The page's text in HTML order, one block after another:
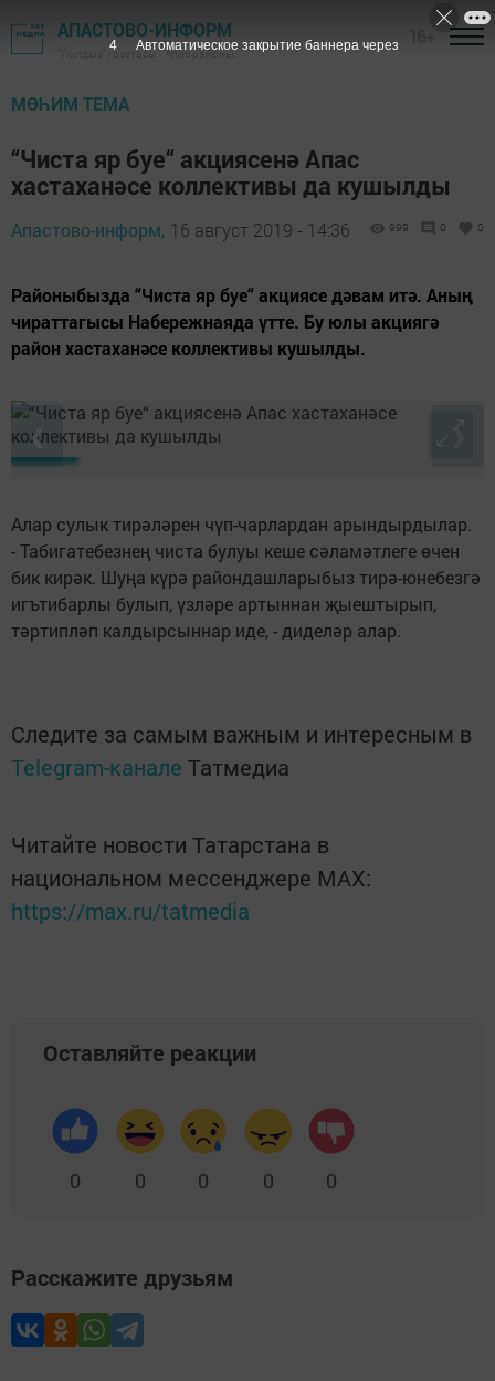
АПАСТОВО-ИНФОРМ
"Йолдыз" газетасы - Апас районы
МӨҺИМ ТЕМА
“Чиста яр буе“ акциясенә Апас
хастаханәсе коллективы да кушылды
Апастово-информ, 16 август 2019 - 14:36 999 0 0
Районыбызда “Чиста яр буе“ акциясе дәвам итә. Аның
чираттагысы Набережнаяда үтте. Бу юлы акциягә
район хастаханәсе коллективы кушылды.
❮ ❯
Алар сулык тирәләрен чүп-чарлардан арындырдылар.
- Табигатебезнең чиста булуы кеше сәламәтлеге өчен
бик кирәк. Шуңа күрә райондашларыбыз тирә-юнебезгә
игътибарлы булып, үзләре артыннан җыештырып,
тәртипләп калдырсыннар иде, - диделәр алар.
Следите за самым важным и интересным в
Telegram-канале Татмедиа
Читайте новости Татарстана в
национальном мессенджере MАХ:
https://max.ru/tatmedia
Оставляйте реакции
0 0 0 0 0
Расскажите друзьям
3 Автоматическое закрытие баннера через